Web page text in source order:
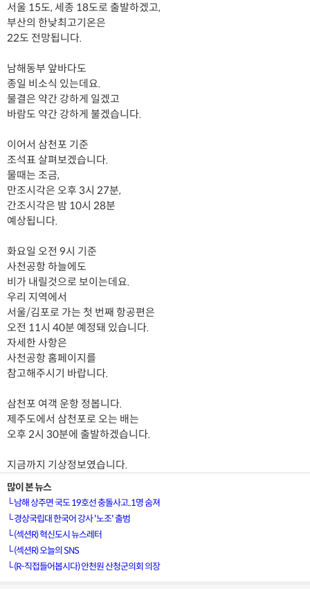
서울 15도, 세종 18도로 출발하겠고,
부산의 한낮최고기온은
22도 전망됩니다.
남해동부 앞바다도
종일 비소식 있는데요.
물결은 약간 강하게 일겠고
바람도 약간 강하게 불겠습니다.
이어서 삼천포 기준
조석표 살펴보겠습니다.
물때는 조금,
만조시각은 오후 3시 27분,
간조시각은 밤 10시 28분
예상됩니다.
화요일 오전 9시 기준
사천공항 하늘에도
비가 내릴것으로 보이는데요.
우리 지역에서
서울/김포로 가는 첫 번째 항공편은
오전 11시 40분 예정돼 있습니다.
자세한 사항은
사천공항 홈페이지를
참고해주시기 바랍니다.
삼천포 여객 운항 정봅니다.
제주도에서 삼천포로 오는 배는
오후 2시 30분에 출발하겠습니다.
지금까지 기상정보였습니다.
많이 본 뉴스
└남해 상주면 국도 19호선 충돌사고..1명 숨져
└경상국립대 한국어 강사 '노조' 출범
└(섹션R) 혁신도시 뉴스레터
└(섹션R) 오늘의 SNS
└(R-직접들어봅시다) 안천원 산청군의회 의장
[VOD공지] 청춘초이스 이용금액 변경 안내